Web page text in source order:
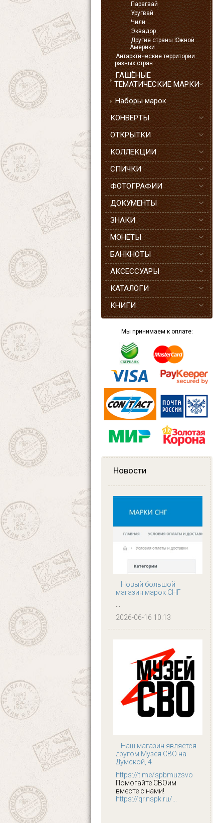
Парагвай
Уругвай
Чили
Эквадор
Другие страны Южной
Америки
Антарктические территории
разных стран
ГАШЁНЫЕ
ТЕМАТИЧЕСКИЕ МАРКИ
Наборы марок
КОНВЕРТЫ
ОТКРЫТКИ
КОЛЛЕКЦИИ
СПИЧКИ
ФОТОГРАФИИ
ДОКУМЕНТЫ
ЗНАКИ
МОНЕТЫ
БАНКНОТЫ
АКСЕССУАРЫ
КАТАЛОГИ
КНИГИ
Мы принимаем к оплате:
Новости
Новый большой
магазин марок СНГ
...
2026-06-16 10:13
Наш магазин является
другом Музея СВО на
Думской, 4
https://t.me/spbmuzsvo
Помогайте СВОим
вместе с нами!
https://qr.nspk.ru/...